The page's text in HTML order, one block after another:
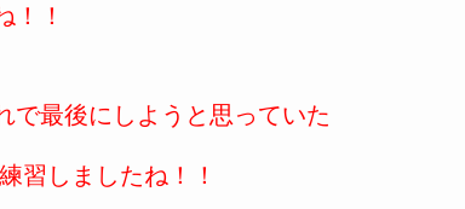
！！
で最後にしようと思っていた
習しましたね！！